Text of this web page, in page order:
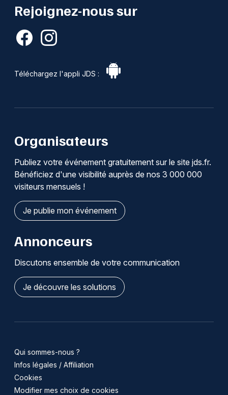
Rejoignez-nous sur
Téléchargez l'appli JDS :
Organisateurs
Publiez votre événement gratuitement sur le site jds.fr.
Bénéficiez d'une visibilité auprès de nos 3 000 000
visiteurs mensuels !
Je publie mon événement
Annonceurs
Discutons ensemble de votre communication
Je découvre les solutions
Qui sommes-nous ?
Infos légales / Affiliation
Cookies
Modifier mes choix de cookies